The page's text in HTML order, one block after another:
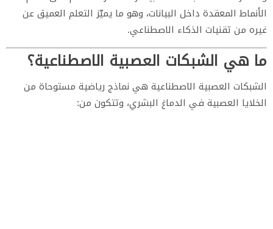
الأنماط المعقدة داخل البيانات، وهو ما يميّز التعلم العميق عن
غيره من تقنيات الذكاء الاصطناعي.
ما هي الشبكات العصبية الاصطناعية؟
الشبكات العصبية الاصطناعية هي نماذج رياضية مستوحاة من
الخلايا العصبية في الدماغ البشري، وتتكون من: